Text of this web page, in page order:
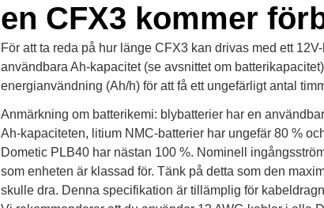
en CFX3 kommer
För att ta reda på hur länge CFX3 kan drivas med ett
användbara Ah-kapacitet (se avsnittet om
energianvändning (Ah/h) för att få ett ungefärligt antal
Anmärkning om batterikemi: blybatterier har en
Ah-kapaciteten, litium NMC-batterier har ungefär 80 %
Dometic PLB40 har nästan 100 %. Nominell
som enheten är klassad för. Tänk på detta som den
skulle dra. Denna specifikation är tillämplig för